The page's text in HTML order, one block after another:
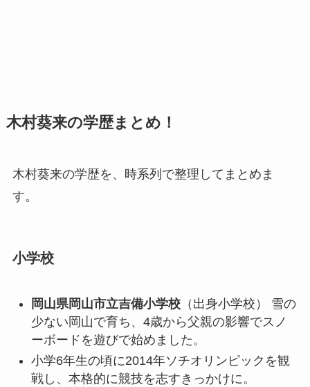
木村葵来の学歴まとめ！
木村葵来の学歴を、時系列で整理してまとめま
す。
小学校
岡山県岡山市立吉備小学校（出身小学校） 雪の
少ない岡山で育ち、4歳から父親の影響でスノ
ーボードを遊びで始めました。
小学6年生の頃に2014年ソチオリンピックを観
戦し、本格的に競技を志すきっかけに。